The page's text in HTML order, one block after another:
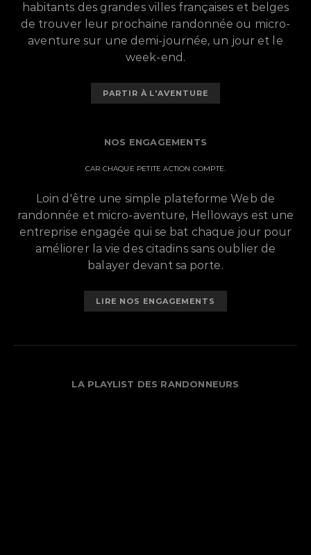
habitants des grandes villes françaises et belges
de trouver leur prochaine randonnée ou micro-
aventure sur une demi-journée, un jour et le
week-end.
PARTIR À L'AVENTURE
NOS ENGAGEMENTS
CAR CHAQUE PETITE ACTION COMPTE.
Loin d'être une simple plateforme Web de
randonnée et micro-aventure, Helloways est une
entreprise engagée qui se bat chaque jour pour
améliorer la vie des citadins sans oublier de
balayer devant sa porte.
LIRE NOS ENGAGEMENTS
LA PLAYLIST DES RANDONNEURS